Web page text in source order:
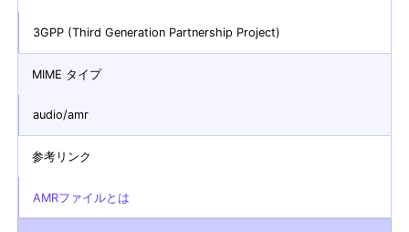
3GPP (Third Generation Partnership Project)
MIME タイプ
audio/amr
参考リンク
AMRファイルとは